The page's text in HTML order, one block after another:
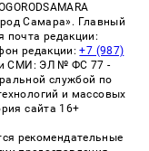
Самара». Главный
почта редакции:
редакции:+7 (987)
СМИ: ЭЛ № ФС 77 -
службой по
и массовых
сайта 16+
рекомендательные